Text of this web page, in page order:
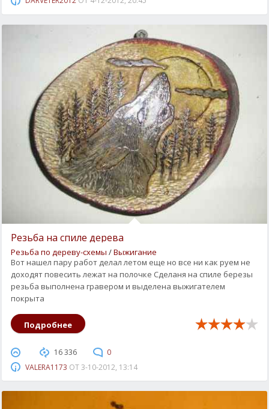
Резьба на спиле дерева
Резьба по дереву-схемы /Выжигание
Вот нашел пару работ делал летом еще но все ни как руем не
доходят повесить лежат на полочке Сделаня на спиле березы
резьба выполнена гравером и выделена выжигателем
покрыта
Подробнее
16 336
0
VALERA1173 ОТ3-10-2012, 13:14